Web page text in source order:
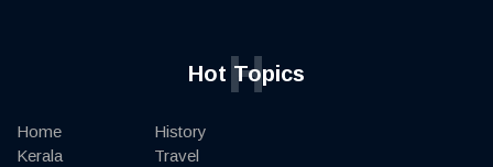
Hot Topics
H
Home
Kerala
History
Travel